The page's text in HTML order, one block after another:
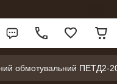
обмотувальний ПЕТД2-